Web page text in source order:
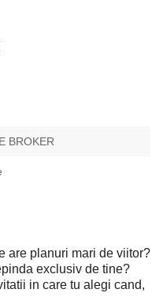
BROKER
are planuri mari de viitor?
exclusiv de tine?
in care tu alegi cand,